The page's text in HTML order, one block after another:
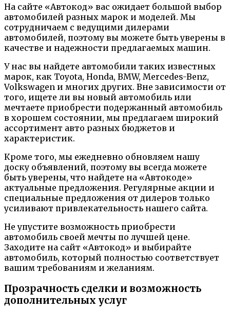
На сайте «Автокод» вас ожидает большой выбор
автомобилей разных марок и моделей. Мы
сотрудничаем с ведущими дилерами
автомобилей, поэтому вы можете быть уверены в
качестве и надежности предлагаемых машин.
У нас вы найдете автомобили таких известных
марок, как Toyota, Honda, BMW, Mercedes-Benz,
Volkswagen и многих других. Вне зависимости от
того, ищете ли вы новый автомобиль или
мечтаете приобрести подержанный автомобиль
в хорошем состоянии, мы предлагаем широкий
ассортимент авто разных бюджетов и
характеристик.
Кроме того, мы ежедневно обновляем нашу
доску объявлений, поэтому вы всегда можете
быть уверены, что найдете на «Автокоде»
актуальные предложения. Регулярные акции и
специальные предложения от дилеров только
усиливают привлекательность нашего сайта.
Не упустите возможность приобрести
автомобиль своей мечты по лучшей цене.
Заходите на сайт «Автокод» и выбирайте
автомобиль, который полностью соответствует
вашим требованиям и желаниям.
Прозрачность сделки и возможность
дополнительных услуг